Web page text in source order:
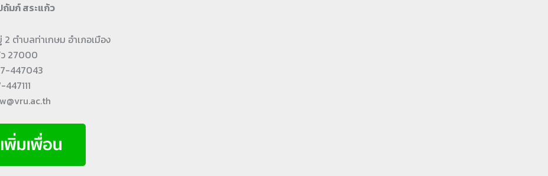
มภ์ สระแก้ว
2 ตำบลท่าเกษม อำเภอเมือง
27000
447043